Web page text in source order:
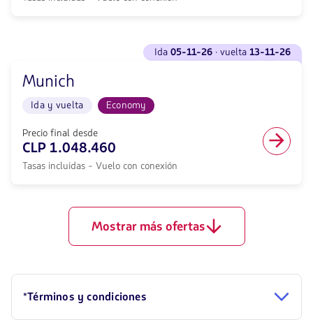
Vuelo
con
conexión
desde
Tasas
incluidas.
null.
Desde
Santiago
hacia
Frankfurt.
Vuelo
Ida
desde
1018130,
Tasas
incluidas.
Ida
vuelta
<strong>13-
11-
de
hacia
Vuelo
ida 05-11-26 · vuelta 13-11-26
Munich
Ida y vuelta Economy
Precio final desde
CLP 1.048.460
Tasas incluidas - Vuelo con conexión
Mostrar más ofertas
*Términos y condiciones